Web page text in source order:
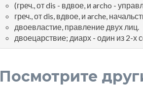
(греч., от dis - вдвое, и archo -
греч., от dis, вдвое, и arche,
двоевластие, правление двух лиц.
двоецарствие; диарх - один из 2-х
Посмотрите